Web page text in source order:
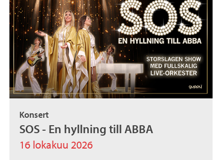
Konsert
SOS - En hyllning till ABBA
16 lokakuu 2026